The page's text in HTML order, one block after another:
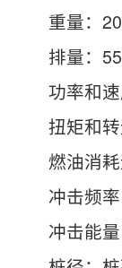
重量：
排量：
功率和速
扭矩和转
燃油消耗
冲击频率
冲击能量